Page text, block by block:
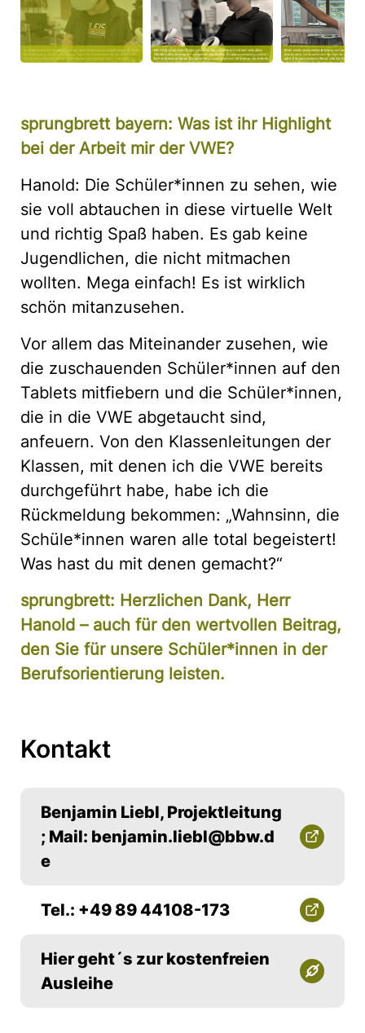
sprungbrett bayern: Was ist ihr Highlight
bei der Arbeit mir der VWE?
Hanold: Die Schüler*innen zu sehen, wie
sie voll abtauchen in diese virtuelle Welt
und richtig Spaß haben. Es gab keine
Jugendlichen, die nicht mitmachen
wollten. Mega einfach! Es ist wirklich
schön mitanzusehen.
Vor allem das Miteinander zusehen, wie
die zuschauenden Schüler*innen auf den
Tablets mitfiebern und die Schüler*innen,
die in die VWE abgetaucht sind,
anfeuern. Von den Klassenleitungen der
Klassen, mit denen ich die VWE bereits
durchgeführt habe, habe ich die
Rückmeldung bekommen: „Wahnsinn, die
Schüle*innen waren alle total begeistert!
Was hast du mit denen gemacht?“
sprungbrett: Herzlichen Dank, Herr
Hanold – auch für den wertvollen Beitrag,
den Sie für unsere Schüler*innen in der
Berufsorientierung leisten.
Kontakt
Benjamin Liebl, Projektleitung
; Mail: benjamin.liebl@bbw.d
e
Tel.: +49 89 44108-173
Hier geht´s zur kostenfreien
Ausleihe